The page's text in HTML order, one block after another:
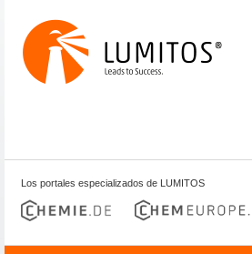
Los portales especializados de LUMITOS